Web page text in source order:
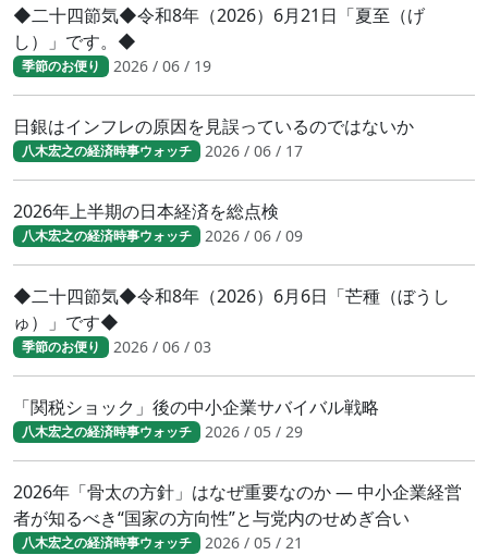
◆二十四節気◆令和8年（2026）6月21日「夏至（げ
し）」です。◆
季節のお便り 2026 / 06 / 19
日銀はインフレの原因を見誤っているのではないか
八木宏之の経済時事ウォッチ 2026 / 06 / 17
2026年上半期の日本経済を総点検
八木宏之の経済時事ウォッチ 2026 / 06 / 09
◆二十四節気◆令和8年（2026）6月6日「芒種（ぼうし
ゅ）」です◆
季節のお便り 2026 / 06 / 03
「関税ショック」後の中小企業サバイバル戦略
八木宏之の経済時事ウォッチ 2026 / 05 / 29
2026年「骨太の方針」はなぜ重要なのか ― 中小企業経営
者が知るべき“国家の方向性”と与党内のせめぎ合い
八木宏之の経済時事ウォッチ 2026 / 05 / 21